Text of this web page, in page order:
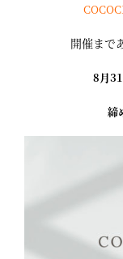
開催まで
8月
締